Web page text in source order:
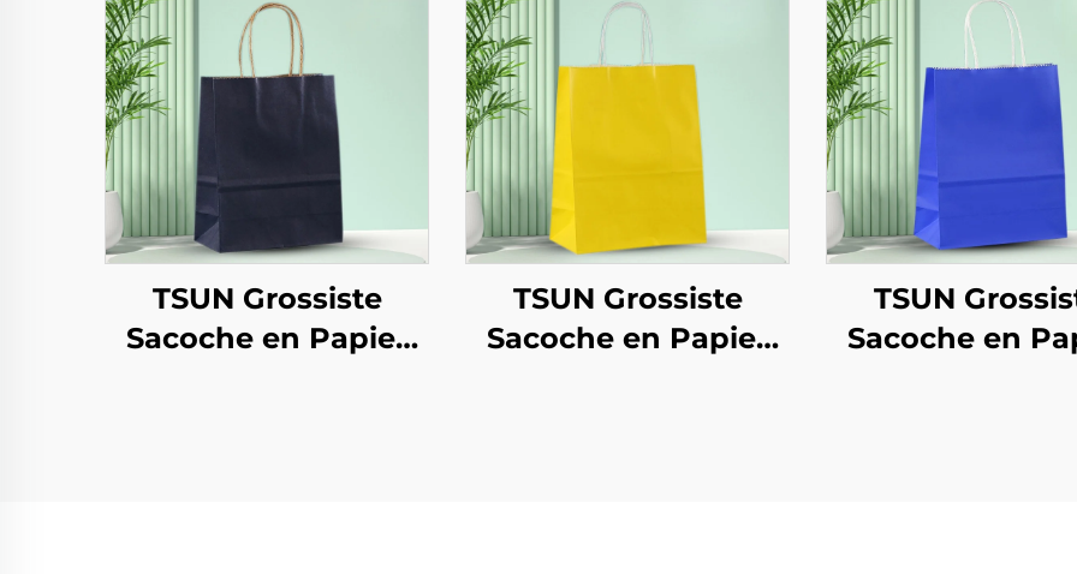
TSUN Grossiste
Sacoche en Papier
TSUN Grossiste
Sacoche en Papier
TSUN
Sacoche en